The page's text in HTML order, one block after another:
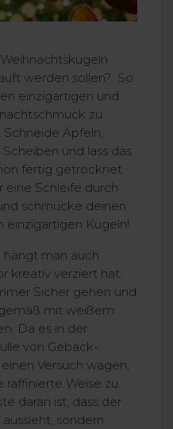
werden sollen? So
einzigartigen und
zu
Schneide Äpfeln,
und lass das
fertig getrocknet
eine Schleife durch
schmücke deinen
einzigartigen Kugeln!
man auch
kreativ verziert hat.
Sicher gehen und
mit weißem
Da es in der
von Gebäck-
Versuch wagen,
raffinierte Weise zu
daran ist, dass der
sondern